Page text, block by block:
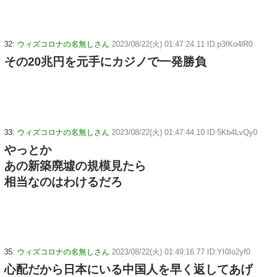
32: ウィズコロナの名無しさん 2023/08/22(火) 01:47:24.11 ID:p3fKo4lR0
その20兆円を元手にカジノで一発勝負
33: ウィズコロナの名無しさん 2023/08/22(火) 01:47:44.10 ID:5Kb4LvQy0
やっとか
あの新築廃墟の規模見たら
相当なのはわけるだろ
35: ウィズコロナの名無しさん 2023/08/22(火) 01:49:16.77 ID:YI0Io2yf0
心配だから日本にいる中国人を早く返してあげ